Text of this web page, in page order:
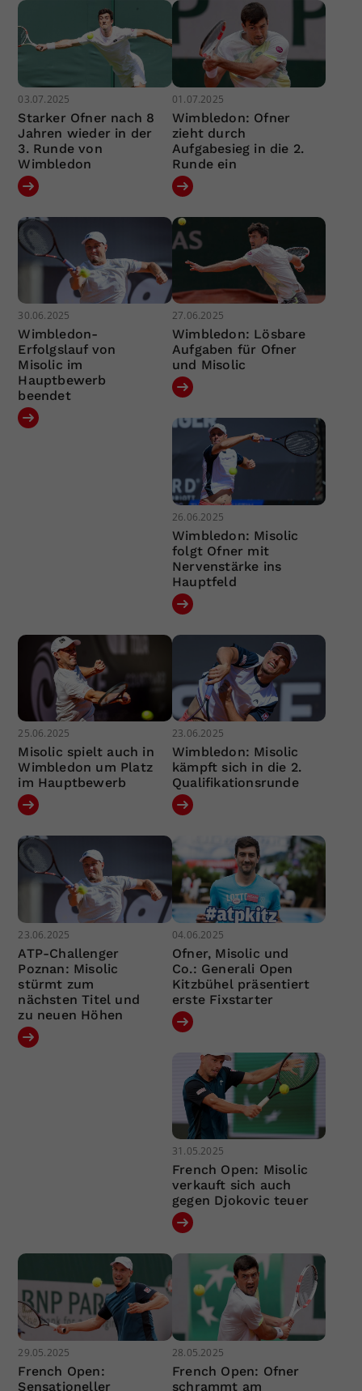
03.07.2025
Starker Ofner nach 8
Jahren wieder in der
3. Runde von
Wimbledon
01.07.2025
Wimbledon: Ofner
zieht durch
Aufgabesieg in die 2.
Runde ein
30.06.2025
Wimbledon-
Erfolgslauf von
Misolic im
Hauptbewerb
beendet
27.06.2025
Wimbledon: Lösbare
Aufgaben für Ofner
und Misolic
26.06.2025
Wimbledon: Misolic
folgt Ofner mit
Nervenstärke ins
Hauptfeld
25.06.2025
Misolic spielt auch in
Wimbledon um Platz
im Hauptbewerb
23.06.2025
Wimbledon: Misolic
kämpft sich in die 2.
Qualifikationsrunde
23.06.2025
ATP-Challenger
Poznan: Misolic
stürmt zum
nächsten Titel und
zu neuen Höhen
04.06.2025
Ofner, Misolic und
Co.: Generali Open
Kitzbühel präsentiert
erste Fixstarter
31.05.2025
French Open: Misolic
verkauft sich auch
gegen Djokovic teuer
29.05.2025
French Open:
Sensationeller
28.05.2025
French Open: Ofner
schrammt am